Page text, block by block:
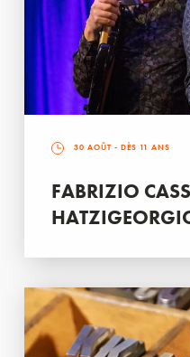
30 AOÛT - DÈS 11 ANS
FABRIZIO